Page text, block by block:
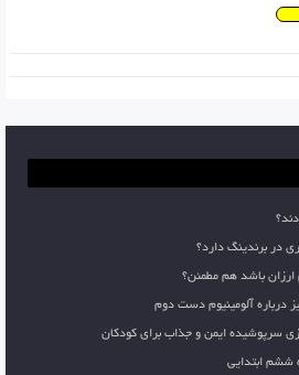
در برندینگ دارد؟
ارزان باشد هم مطمئن؟
درباره آلومینیوم دست دوم
سرپوشیده ایمن و جذاب برای کودکان
ششم ابتدایی